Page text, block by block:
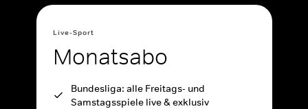
Live-Sport
Monatsabo
Bundesliga: alle Freitags- und
Samstagsspiele live & exklusiv